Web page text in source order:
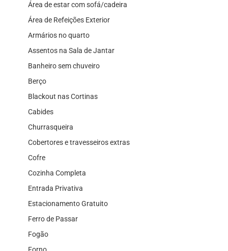
Área de estar com sofá/cadeira
Área de Refeições Exterior
Armários no quarto
Assentos na Sala de Jantar
Banheiro sem chuveiro
Berço
Blackout nas Cortinas
Cabides
Churrasqueira
Cobertores e travesseiros extras
Cofre
Cozinha Completa
Entrada Privativa
Estacionamento Gratuito
Ferro de Passar
Fogão